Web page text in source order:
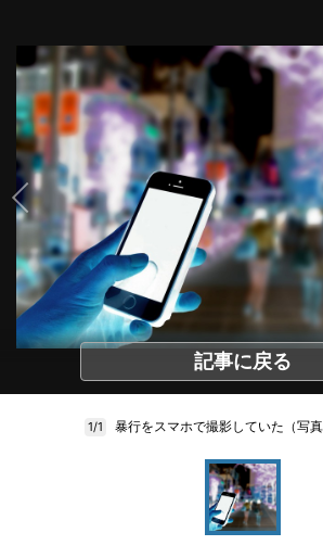
記事に戻る
1/1 暴行をスマホで撮影していた（写真